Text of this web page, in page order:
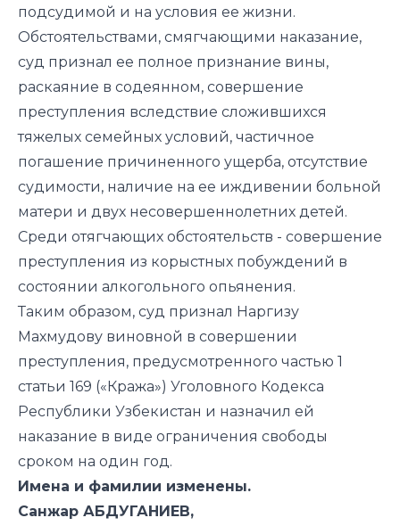
подсудимой и на условия ее жизни.
Обстоятельствами, смягчающими наказание,
суд признал ее полное признание вины,
раскаяние в содеянном, совершение
преступления вследствие сложившихся
тяжелых семейных условий, частичное
погашение причиненного ущерба, отсутствие
судимости, наличие на ее иждивении больной
матери и двух несовершеннолетних детей.
Среди отягчающих обстоятельств - совершение
преступления из корыстных побуждений в
состоянии алкогольного опьянения.
Таким образом, суд признал Наргизу
Махмудову виновной в совершении
преступления, предусмотренного частью 1
статьи 169 («Кража») Уголовного Кодекса
Республики Узбекистан и назначил ей
наказание в виде ограничения свободы
сроком на один год.
Имена и фамилии изменены.
Санжар АБДУГАНИЕВ,